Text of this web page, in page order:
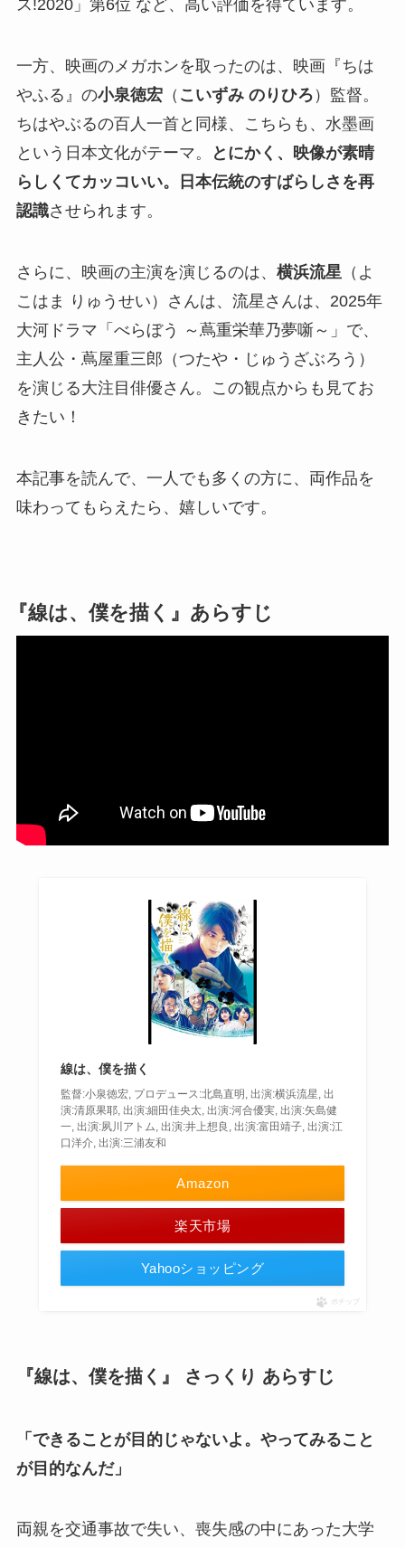
ス!2020」第6位 など、高い評価を得ています。
一方、映画のメガホンを取ったのは、映画『ちは
やふる』の小泉徳宏（ こいずみ のりひろ ）監督。
ちはやぶるの百人一首と同様、こちらも、水墨画
という日本文化がテーマ。
とにかく、映像が素晴
らしくてカッコいい。日本伝統のすばらしさを再
認識させられます。
さらに、映画の主演を演じるのは、 横浜流星 （よ
こはま りゅうせい）さんは、流星さんは、2025年
大河ドラマ「べらぼう ～蔦重栄華乃夢噺～」で、
主人公・蔦屋重三郎（つたや・じゅうざぶろう）
を演じる大注目俳優さん。この観点からも見てお
きたい！
本記事を読んで、一人でも多くの方に、両作品を
味わってもらえたら、嬉しいです。
『線は、僕を描く』あらすじ
線は、僕を描く
監督:小泉徳宏, プロデュース:北島直明, 出演:横浜流星, 出
演:清原果耶, 出演:細田佳央太, 出演:河合優実, 出演:矢島健
一, 出演:夙川アトム, 出演:井上想良, 出演:富田靖子, 出演:江
口洋介, 出演:三浦友和
Amazon
楽天市場
Yahooショッピング
ポチップ
『線は、僕を描く』 さっくり あらすじ
「できることが目的じゃないよ。やってみること
が目的なんだ」
両親を交通事故で失い、喪失感の中にあった大学